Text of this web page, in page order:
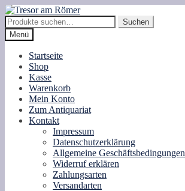
Zur
Navigation
springen
Zum
Inhalt
springen
Suche
nach:
Suchen
Menü
Startseite
Shop
Kasse
Warenkorb
Mein Konto
Zum Antiquariat
Kontakt
Impressum
Datenschutzerklärung
Allgemeine Geschäftsbedingungen
Widerruf erklären
Zahlungsarten
Versandarten